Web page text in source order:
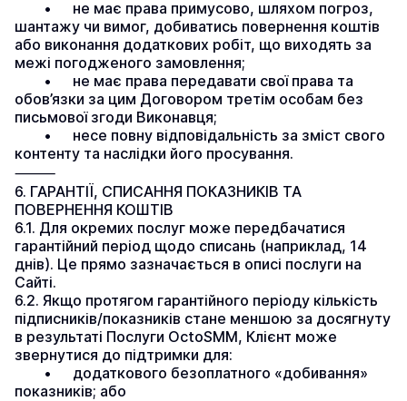
шантажу чи вимог, добиватись повернення коштів
або виконання додаткових робіт, що виходять за
межі погодженого замовлення;
обов’язки за цим Договором третім особам без
письмової згоди Виконавця;
контенту та наслідки його просування.
⸻
6. ГАРАНТІЇ, СПИСАННЯ ПОКАЗНИКІВ ТА
ПОВЕРНЕННЯ КОШТІВ
6.1. Для окремих послуг може передбачатися
гарантійний період щодо списань (наприклад, 14
днів). Це прямо зазначається в описі послуги на
Сайті.
6.2. Якщо протягом гарантійного періоду кількість
підписників/показників стане меншою за досягнуту
в результаті Послуги OctoSMM, Клієнт може
звернутися до підтримки для:
показників; або